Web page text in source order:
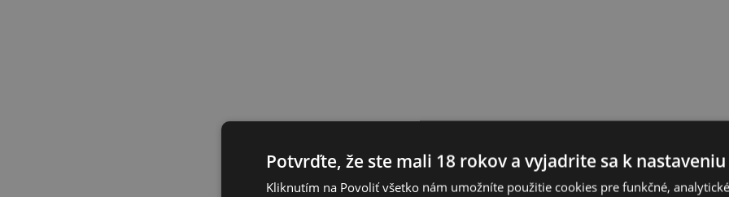
Potvrďte, že ste mali 18 rokov a vyjadrite sa k
Kliknutím na Povoliť všetko nám umožníte použitie cookies pre funkčné,